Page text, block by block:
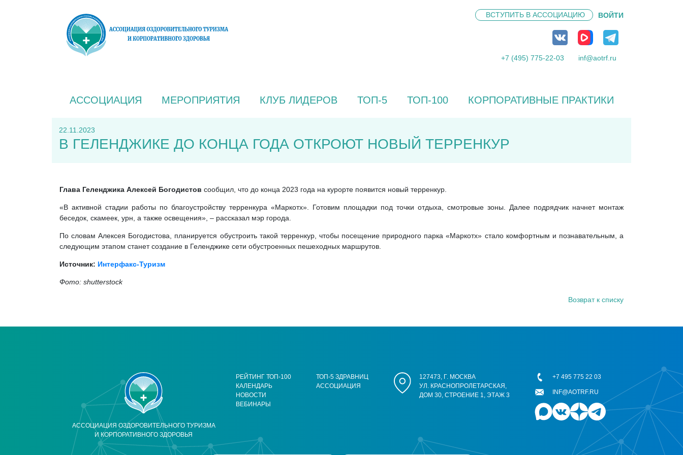
ВСТУПИТЬ В АССОЦИАЦИЮ ВОЙТИ
+7 (495) 775-22-03 inf@aotrf.ru
АССОЦИАЦИЯ МЕРОПРИЯТИЯ КЛУБ ЛИДЕРОВ ТОП-5 ТОП-100 КОРПОРАТИВНЫЕ ПРАКТИКИ
22.11.2023
В ГЕЛЕНДЖИКЕ ДО КОНЦА ГОДА ОТКРОЮТ НОВЫЙ ТЕРРЕНКУР
Глава Геленджика Алексей Богодистов сообщил, что до конца 2023 года на курорте появится новый терренкур.
«В активной стадии работы по благоустройству терренкура «Маркотх». Готовим площадки под точки отдыха, смотровые зоны. Далее подрядчик начнет монтаж
беседок, скамеек, урн, а также освещения», – рассказал мэр города.
По словам Алексея Богодистова, планируется обустроить такой терренкур, чтобы посещение природного парка «Маркотх» стало комфортным и познавательным, а
следующим этапом станет создание в Геленджике сети обустроенных пешеходных маршрутов.
Источник: Интерфакс-Туризм
Фото: shutterstock
Возврат к списку
АССОЦИАЦИЯ ОЗДОРОВИТЕЛЬНОГО ТУРИЗМА
И КОРПОРАТИВНОГО ЗДОРОВЬЯ
РЕЙТИНГ ТОП-100
КАЛЕНДАРЬ
НОВОСТИ
ВЕБИНАРЫ
ТОП-5 ЗДРАВНИЦ
АССОЦИАЦИЯ
127473, Г. МОСКВА
УЛ. КРАСНОПРОЛЕТАРСКАЯ,
ДОМ 30, СТРОЕНИЕ 1, ЭТАЖ 3
+7 495 775 22 03
INF@AOTRF.RU